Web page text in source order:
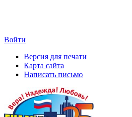
Войти
Версия для печати
Карта сайта
Написать письмо